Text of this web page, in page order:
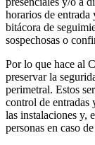
horarios de
bitácora de
sospechosas o
Por lo que hace al
preservar la
perimetral. Estos
control de entradas
las instalaciones y,
personas en caso